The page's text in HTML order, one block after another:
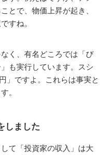
とで、物価上昇が起き、
すね。
く、有名どころでは「び
も実行しています。スシ
」ですよ。これらは事実と
。
しました
て「投資家の収入」は大